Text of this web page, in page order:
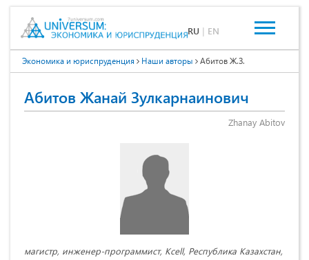
RU | EN
Экономика и юриспруденция Наши авторы Абитов Ж.З.
Абитов Жанай Зулкарнаинович
Zhanay Abitov
магистр, инженер-программист, Kcell, Республика Казахстан,